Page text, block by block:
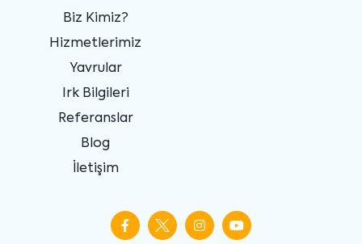
Biz Kimiz?
Hizmetlerimiz
Yavrular
Irk Bilgileri
Referanslar
Blog
İletişim